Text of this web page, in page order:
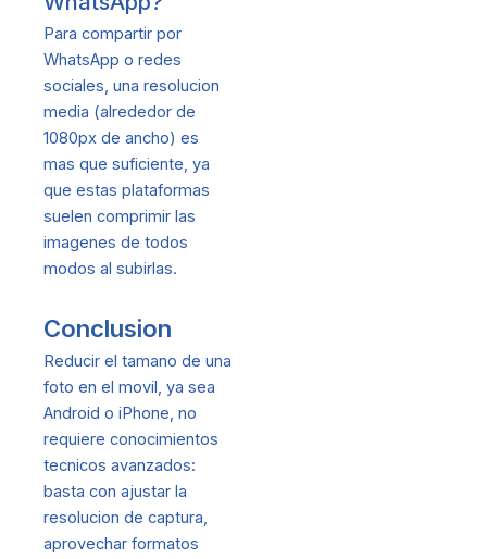
Para compartir por
WhatsApp o redes
sociales, una resolucion
media (alrededor de
1080px de ancho) es
mas que suficiente, ya
que estas plataformas
suelen comprimir las
imagenes de todos
modos al subirlas.
Conclusion
Reducir el tamano de una
foto en el movil, ya sea
Android o iPhone, no
requiere conocimientos
tecnicos avanzados:
basta con ajustar la
resolucion de captura,
aprovechar formatos